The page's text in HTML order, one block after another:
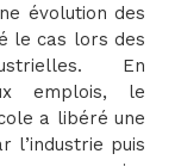
évolution des
le cas lors des
En
emplois, le
a libéré une
l’industrie puis